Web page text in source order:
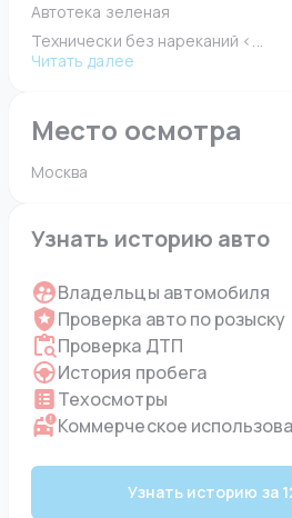
Автотека зеленая
Технически без нареканий <...
Читать далее
Место осмотра
Москва
Узнать историю авто
Владельцы автомобиля
Проверка авто по розыску
Проверка ДТП
История пробега
Техосмотры
Коммерческое
Узнать историю за